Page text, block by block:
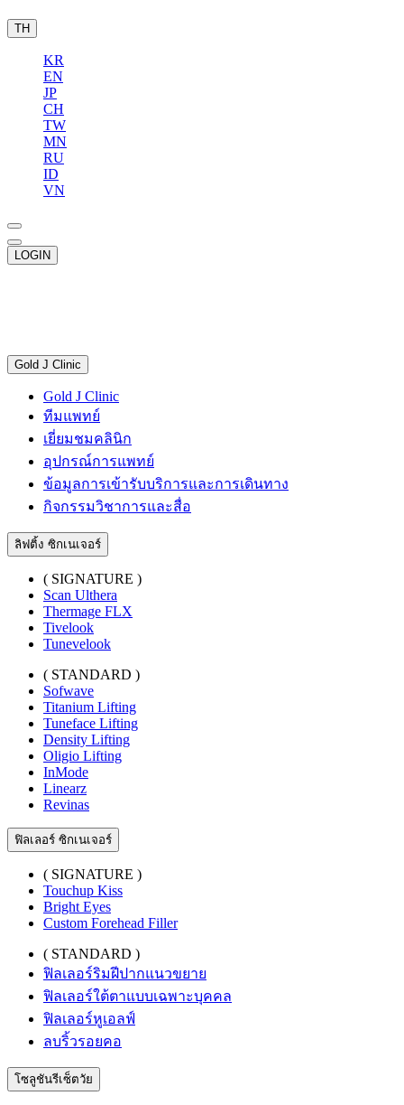
TH
KR
EN
JP
CH
TW
MN
RU
ID
VN
LOGIN
Gold J Clinic
Gold J Clinic
ทีมแพทย์
เยี่ยมชมคลินิก
อุปกรณ์การแพทย์
ข้อมูลการเข้ารับบริการและการเดินทาง
กิจกรรมวิชาการและสื่อ
ลิฟติ้ง ซิกเนเจอร์
( SIGNATURE )
Scan Ulthera
Thermage FLX
Tivelook
Tunevelook
( STANDARD )
Sofwave
Titanium Lifting
Tuneface Lifting
Density Lifting
Oligio Lifting
InMode
Linearz
Revinas
ฟิลเลอร์ ซิกเนเจอร์
( SIGNATURE )
Touchup Kiss
Bright Eyes
Custom Forehead Filler
( STANDARD )
ฟิลเลอร์ริมฝีปากแนวขยาย
ฟิลเลอร์ใต้ตาแบบเฉพาะบุคคล
ฟิลเลอร์หูเอลฟ์
ลบริ้วรอยคอ
โซลูชันรีเซ็ตวัย